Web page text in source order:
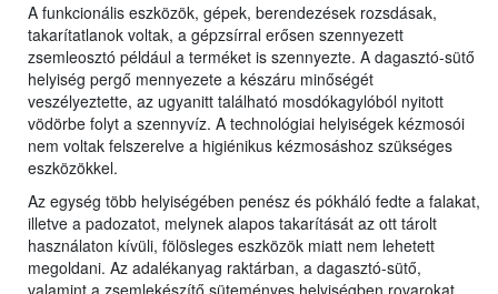
A funkcionális eszközök, gépek, berendezések rozsdásak,
takarítatlanok voltak, a gépzsírral erősen szennyezett
zsemleosztó például a terméket is szennyezte. A dagasztó-sütő
helyiség pergő mennyezete a készáru minőségét
veszélyeztette, az ugyanitt található mosdókagylóból nyitott
vödörbe folyt a szennyvíz. A technológiai helyiségek kézmosói
nem voltak felszerelve a higiénikus kézmosáshoz szükséges
eszközökkel.
Az egység több helyiségében penész és pókháló fedte a falakat,
illetve a padozatot, melynek alapos takarítását az ott tárolt
használaton kívüli, fölösleges eszközök miatt nem lehetett
megoldani. Az adalékanyag raktárban, a dagasztó-sütő,